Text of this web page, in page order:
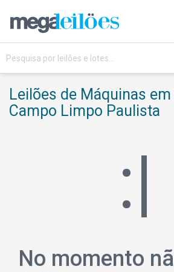
Leilões de Máquinas
Campo Limpo Paulista
:|
No momento